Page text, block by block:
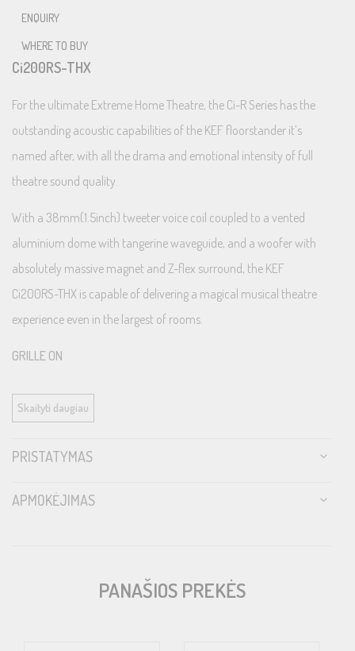
ENQUIRY
WHERE TO BUY
Ci200RS-THX
For the ultimate Extreme Home Theatre, the Ci-R Series has the
outstanding acoustic capabilities of the KEF floorstander it’s
named after, with all the drama and emotional intensity of full
theatre sound quality.
With a 38mm(1.5inch) tweeter voice coil coupled to a vented
aluminium dome with tangerine waveguide, and a woofer with
absolutely massive magnet and Z-flex surround, the KEF
Ci200RS-THX is capable of delivering a magical musical theatre
experience even in the largest of rooms.
GRILLE ON
Skaityti daugiau
PRISTATYMAS
APMOKĖJIMAS
PANAŠIOS PREKĖS